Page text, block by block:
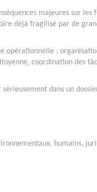
majeures sur les
déjà fragilisé par de
opérationnelle :
coordination des
dans un
humains,